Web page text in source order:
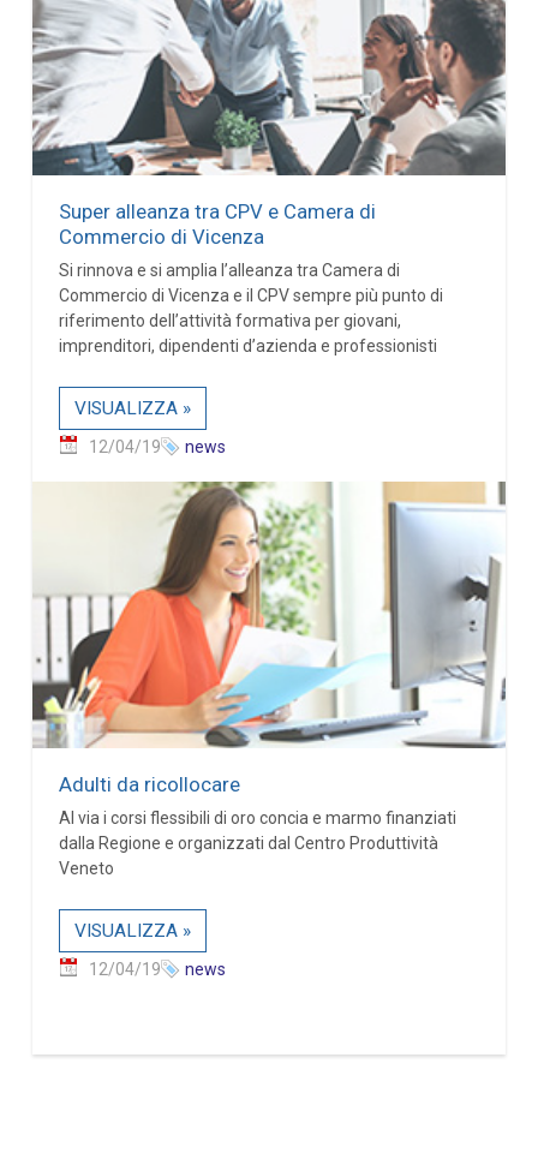
Super alleanza tra CPV e Camera di
Commercio di Vicenza
Si rinnova e si amplia l’alleanza tra Camera di
Commercio di Vicenza e il CPV sempre più punto di
riferimento dell’attività formativa per giovani,
imprenditori, dipendenti d’azienda e professionisti
VISUALIZZA »
12/04/19 news
Adulti da ricollocare
Al via i corsi flessibili di oro concia e marmo finanziati
dalla Regione e organizzati dal Centro Produttività
Veneto
VISUALIZZA »
12/04/19 news